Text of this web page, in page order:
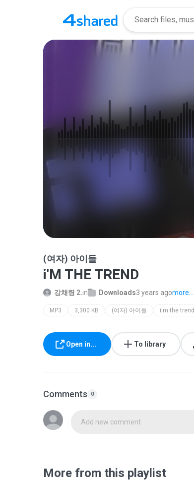
(여자) 아이들
i'M THE TREND
강채령 2.in Downloads3 years agomore...
MP3 3,300 KB (여자) 아이들 i'm the trend
Open in... To library
Comments 0
Add new comment
More from this playlist